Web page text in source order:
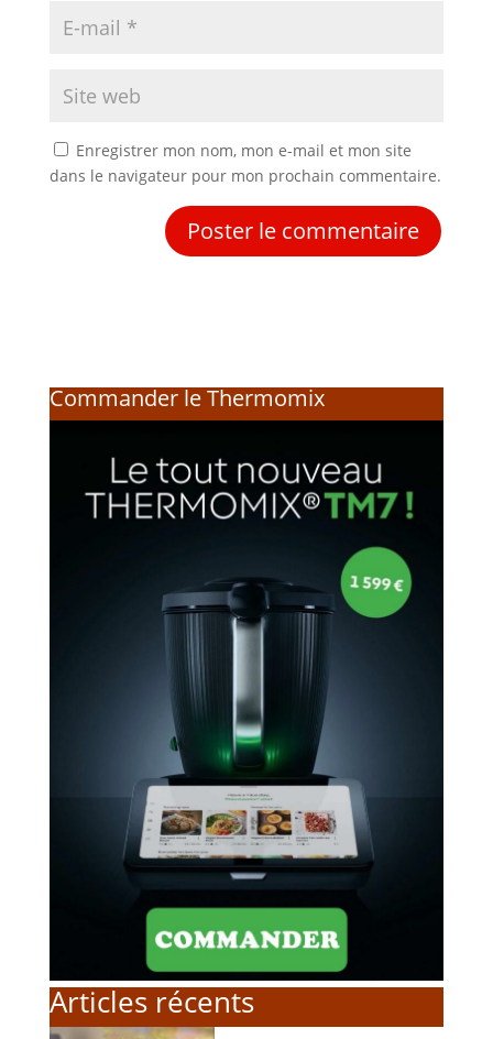
Enregistrer mon nom, mon e-mail et mon site
dans le navigateur pour mon prochain commentaire.
Commander le Thermomix
Articles récents